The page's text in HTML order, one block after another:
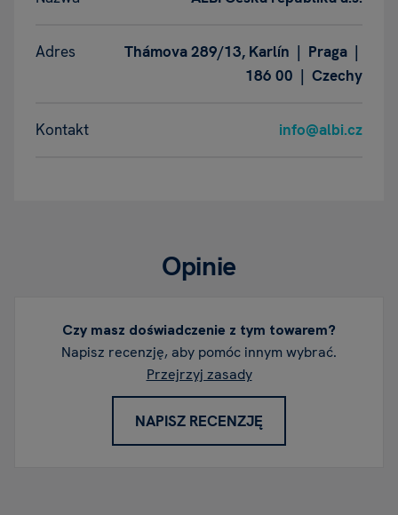
Adres
Thámova 289/13, Karlín | Praga |
186 00 | Czechy
Kontakt info@albi.cz
Opinie
Czy masz doświadczenie z tym towarem?
Napisz recenzję, aby pomóc innym wybrać.
Przejrzyj zasady
NAPISZ RECENZJĘ